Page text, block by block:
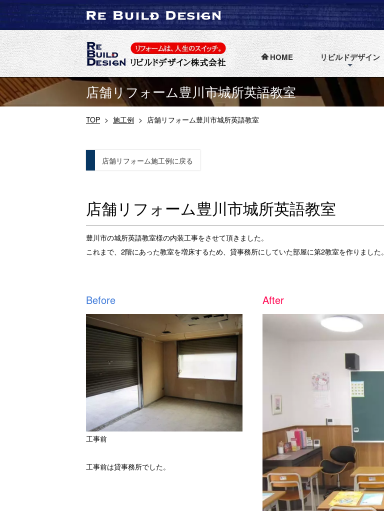
HOME リビルドデザイン
店舗リフォーム豊川市城所英語教室
TOP > 施工例 > 店舗リフォーム豊川市城所英語教室
店舗リフォーム施工例に戻る
店舗リフォーム豊川市城所英語教室
豊川市の城所英語教室様の内装工事をさせて頂きました。
これまで、2階にあった教室を増床するため、貸事務所にしていた部屋に第2教室を作りました。
Before
工事前
工事前は貸事務所でした。
After